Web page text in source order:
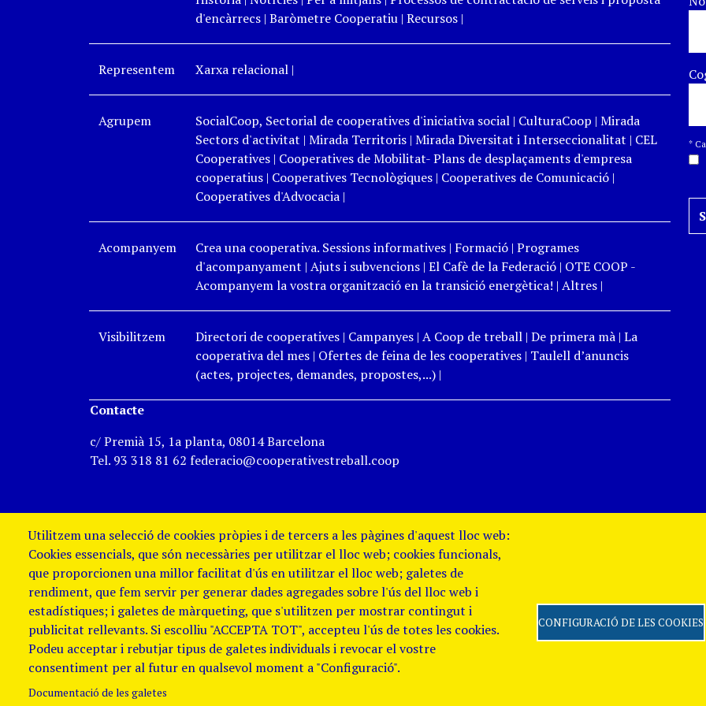
d'encàrrecs| Baròmetre Cooperatiu| Recursos|
Representem Xarxa relacional|
Agrupem SocialCoop, Sectorial de cooperatives d'iniciativa social| CulturaCoop | Mirada
Sectors d'activitat | Mirada Territoris| Mirada Diversitat i Interseccionalitat | CEL
Cooperatives| Cooperatives de Mobilitat- Plans de desplaçaments d'empresa
cooperatius| Cooperatives Tecnològiques| Cooperatives de Comunicació|
Cooperatives d'Advocacia|
Acompanyem Crea una cooperativa. Sessions informatives| Formació| Programes
d'acompanyament | Ajuts i subvencions| El Cafè de la Federació| OTE COOP -
Acompanyem la vostra organització en la transició energètica! | Altres|
Visibilitzem Directori de cooperatives| Campanyes| A Coop de treball| De primera mà| La
cooperativa del mes| Ofertes de feina de les cooperatives| Taulell d’anuncis
(actes, projectes, demandes, propostes,...)|
Contacte
c/ Premià 15, 1a planta, 08014 Barcelona
Tel. 93 318 81 62 federacio@cooperativestreball.coop
*
Utilitzem una selecció de cookies pròpies i de tercers a les pàgines d'aquest lloc web:
Cookies essencials, que són necessàries per utilitzar el lloc web; cookies funcionals,
que proporcionen una millor facilitat d'ús en utilitzar el lloc web; galetes de
rendiment, que fem servir per generar dades agregades sobre l'ús del lloc web i
estadístiques; i galetes de màrqueting, que s'utilitzen per mostrar contingut i
publicitat rellevants. Si escolliu "ACCEPTA TOT", accepteu l'ús de totes les cookies.
Podeu acceptar i rebutjar tipus de galetes individuals i revocar el vostre
consentiment per al futur en qualsevol moment a "Configuració".
Documentació de les galetes
CONFIGURACIÓ DE LES COOKIES
Avis Legal i Política de galetes Política de Privacitat
de denúncies